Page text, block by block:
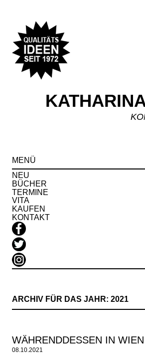
MENÜ
NEU
BÜCHER
TERMINE
VITA
KAUFEN
KONTAKT
ARCHIV FÜR DAS JAHR: 2021
WÄHRENDDESSEN IN WIEN
08.10.2021